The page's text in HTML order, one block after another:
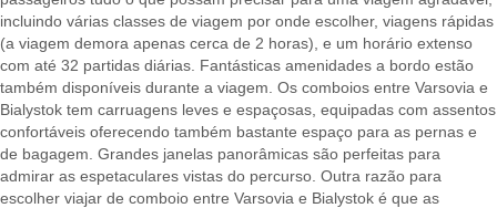
incluindo várias classes de viagem por onde escolher, viagens rápidas
(a viagem demora apenas cerca de 2 horas), e um horário extenso
com até 32 partidas diárias. Fantásticas amenidades a bordo estão
também disponíveis durante a viagem. Os comboios entre Varsovia e
Bialystok tem carruagens leves e espaçosas, equipadas com assentos
confortáveis oferecendo também bastante espaço para as pernas e
de bagagem. Grandes janelas panorâmicas são perfeitas para
admirar as espetaculares vistas do percurso. Outra razão para
escolher viajar de comboio entre Varsovia e Bialystok é que as